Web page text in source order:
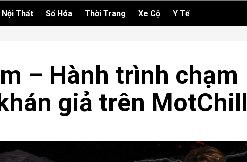
Nội Thất Số Hóa Thời Trang Xe Cộ Y Tế
– Hành trình chạm
giả trên MotChill